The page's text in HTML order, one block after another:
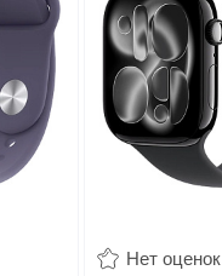
Нет оценок